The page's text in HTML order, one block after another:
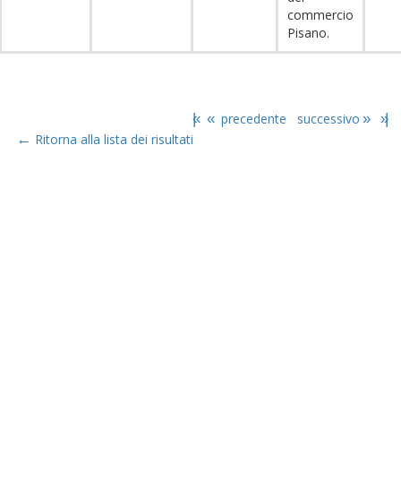
commercio
Pisano.
|« « precedente successivo » »|
← Ritorna alla lista dei risultati